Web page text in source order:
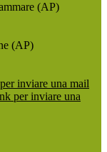
(AP)
(AP)
inviare una mail
per inviare una